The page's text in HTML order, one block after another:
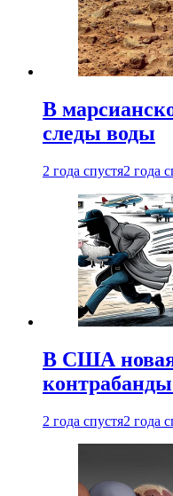
В
следы воды
2 года спустя2 года
В США
2 года спустя2 года